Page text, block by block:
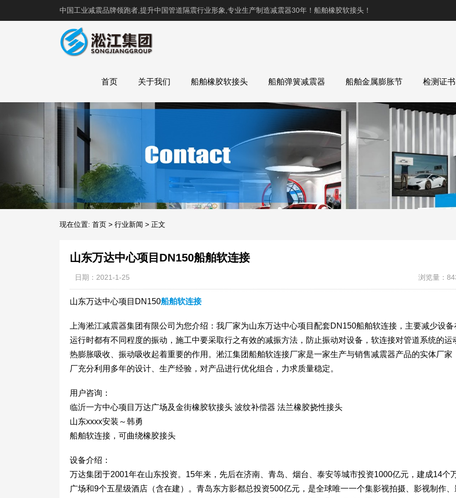
中国工业减震品牌领跑者,提升中国管道隔震行业形象,专业生产制造减震器30年！船舶橡胶软接头！
首页 关于我们 船舶橡胶软接头 船舶弹簧减震器 船舶金属膨胀节 检测证书
现在位置: 首页 > 行业新闻 > 正文
山东万达中心项目DN150船舶软连接
日期：2021-1-25 浏览量：
山东万达中心项目DN150船舶软连接
上海淞江减震器集团有限公司为您介绍：我厂家为山东万达中心项目配套DN150船舶软连接，主要减少设备
运行时都有不同程度的振动，施工中要采取行之有效的减振方法，防止振动对设备，软连接对管道系统的运
热膨胀吸收、振动吸收起着重要的作用。淞江集团船舶软连接厂家是一家生产与销售减震器产品的实体厂家
厂充分利用多年的设计、生产经验，对产品进行优化组合，力求质量稳定。
用户咨询：
临沂一方中心项目万达广场及金街橡胶软接头 波纹补偿器 法兰橡胶挠性接头
山东xxxx安装～韩勇
船舶软连接，可曲绕橡胶接头
设备介绍：
万达集团于2001年在山东投资。15年来，先后在济南、青岛、烟台、泰安等城市投资1000亿元，建成14个
广场和9个五星级酒店（含在建）。青岛东方影都总投资500亿元，是全球唯一一个集影视拍摄、影视制作、